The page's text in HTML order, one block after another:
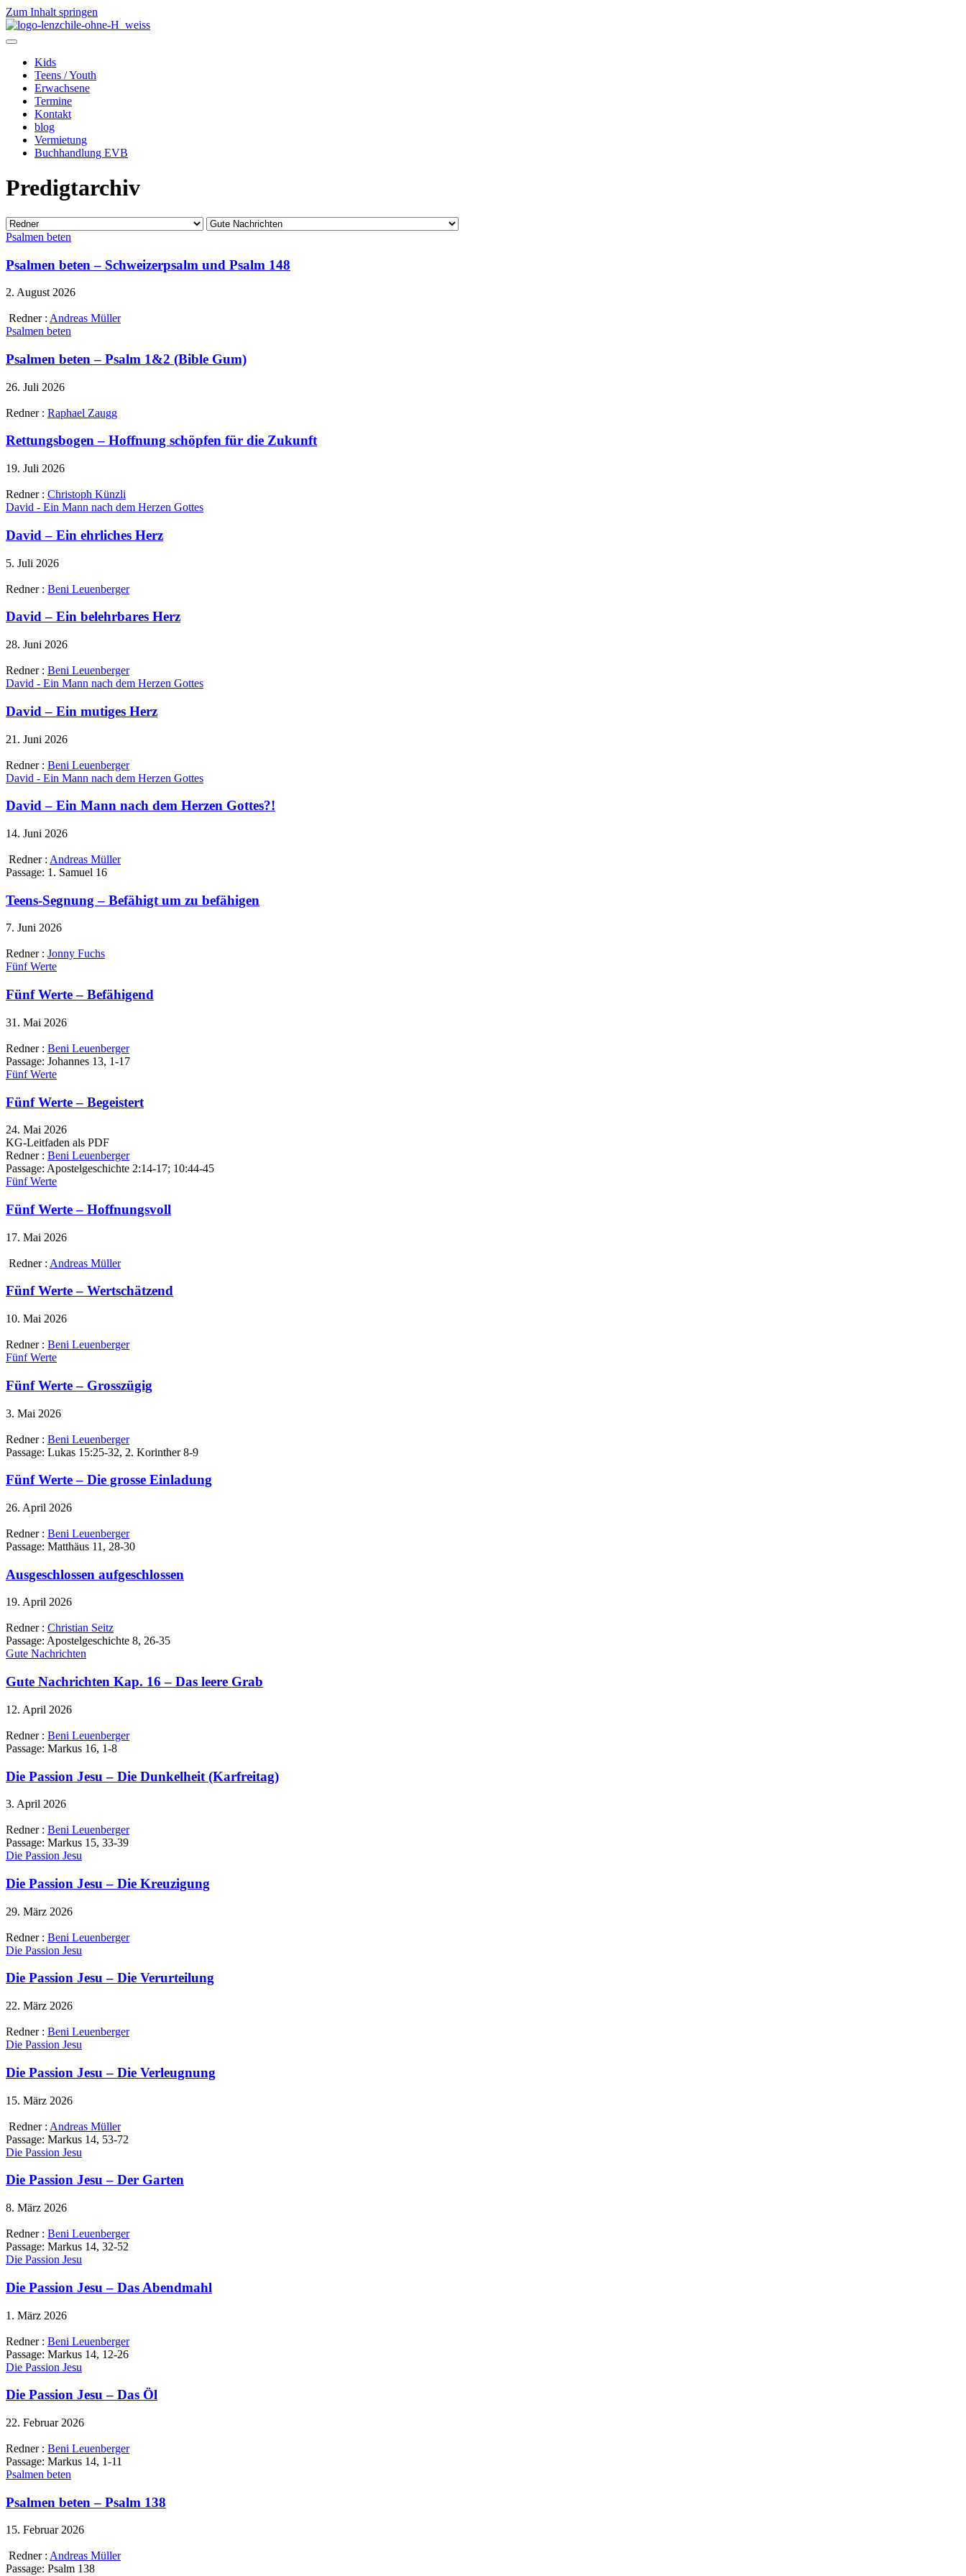
Zum Inhalt springen
Kids
Teens / Youth
Erwachsene
Termine
Kontakt
blog
Vermietung
Buchhandlung EVB
Predigtarchiv
Psalmen beten
Psalmen beten – Schweizerpsalm und Psalm 148
2. August 2026
Redner : Andreas Müller
Psalmen beten
Psalmen beten – Psalm 1&2 (Bible Gum)
26. Juli 2026
Redner : Raphael Zaugg
Rettungsbogen – Hoffnung schöpfen für die Zukunft
19. Juli 2026
Redner : Christoph Künzli
David - Ein Mann nach dem Herzen Gottes
David – Ein ehrliches Herz
5. Juli 2026
Redner : Beni Leuenberger
David – Ein belehrbares Herz
28. Juni 2026
Redner : Beni Leuenberger
David - Ein Mann nach dem Herzen Gottes
David – Ein mutiges Herz
21. Juni 2026
Redner : Beni Leuenberger
David - Ein Mann nach dem Herzen Gottes
David – Ein Mann nach dem Herzen Gottes?!
14. Juni 2026
Redner : Andreas Müller
Passage: 1. Samuel 16
Teens-Segnung – Befähigt um zu befähigen
7. Juni 2026
Redner : Jonny Fuchs
Fünf Werte
Fünf Werte – Befähigend
31. Mai 2026
Redner : Beni Leuenberger
Passage: Johannes 13, 1-17
Fünf Werte
Fünf Werte – Begeistert
24. Mai 2026
KG-Leitfaden als PDF
Redner : Beni Leuenberger
Passage: Apostelgeschichte 2:14-17; 10:44-45
Fünf Werte
Fünf Werte – Hoffnungsvoll
17. Mai 2026
Redner : Andreas Müller
Fünf Werte – Wertschätzend
10. Mai 2026
Redner : Beni Leuenberger
Fünf Werte
Fünf Werte – Grosszügig
3. Mai 2026
Redner : Beni Leuenberger
Passage: Lukas 15:25-32, 2. Korinther 8-9
Fünf Werte – Die grosse Einladung
26. April 2026
Redner : Beni Leuenberger
Passage: Matthäus 11, 28-30
Ausgeschlossen aufgeschlossen
19. April 2026
Redner : Christian Seitz
Passage: Apostelgeschichte 8, 26-35
Gute Nachrichten
Gute Nachrichten Kap. 16 – Das leere Grab
12. April 2026
Redner : Beni Leuenberger
Passage: Markus 16, 1-8
Die Passion Jesu – Die Dunkelheit (Karfreitag)
3. April 2026
Redner : Beni Leuenberger
Passage: Markus 15, 33-39
Die Passion Jesu
Die Passion Jesu – Die Kreuzigung
29. März 2026
Redner : Beni Leuenberger
Die Passion Jesu
Die Passion Jesu – Die Verurteilung
22. März 2026
Redner : Beni Leuenberger
Die Passion Jesu
Die Passion Jesu – Die Verleugnung
15. März 2026
Redner : Andreas Müller
Passage: Markus 14, 53-72
Die Passion Jesu
Die Passion Jesu – Der Garten
8. März 2026
Redner : Beni Leuenberger
Passage: Markus 14, 32-52
Die Passion Jesu
Die Passion Jesu – Das Abendmahl
1. März 2026
Redner : Beni Leuenberger
Passage: Markus 14, 12-26
Die Passion Jesu
Die Passion Jesu – Das Öl
22. Februar 2026
Redner : Beni Leuenberger
Passage: Markus 14, 1-11
Psalmen beten
Psalmen beten – Psalm 138
15. Februar 2026
Redner : Andreas Müller
Passage: Psalm 138